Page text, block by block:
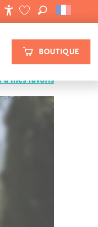
BOUTIQUE
VOIR LES FAVORIS
RECHERCHE
à mes favoris